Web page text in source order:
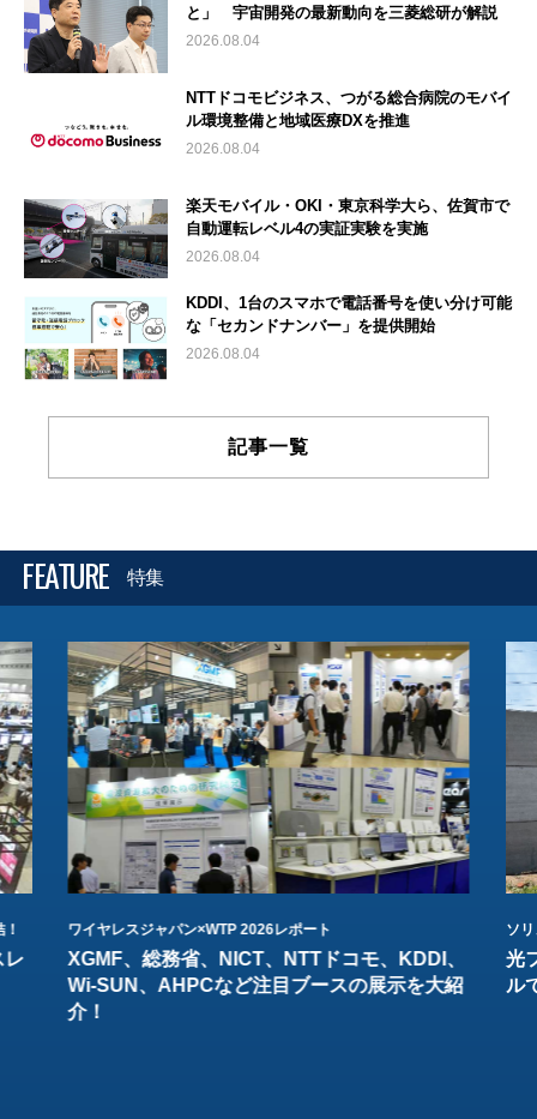
と」 宇宙開発の最新動向を三菱総研が解説
2026.08.04
NTTドコモビジネス、つがる総合病院のモバイ
ル環境整備と地域医療DXを推進
2026.08.04
楽天モバイル・OKI・東京科学大ら、佐賀市で
自動運転レベル4の実証実験を実施
2026.08.04
KDDI、1台のスマホで電話番号を使い分け可能
な「セカンドナンバー」を提供開始
2026.08.04
記事一覧
FEATURE 特集
レ
ワイヤレスジャパン×WTP 2026レポート
XGMF、総務省、NICT、NTTドコモ、KDDI、
Wi-SUN、AHPCなど注目ブースの展示を大紹
介！
ソ
光
ル